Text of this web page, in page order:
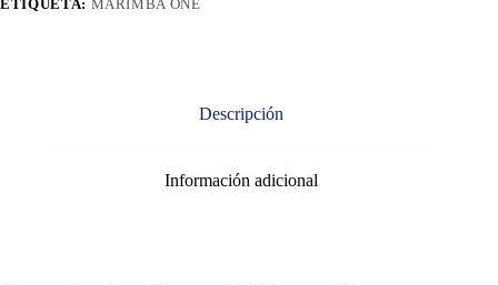
ETIQUETA: MARIMBA ONE
Descripción
Información adicional